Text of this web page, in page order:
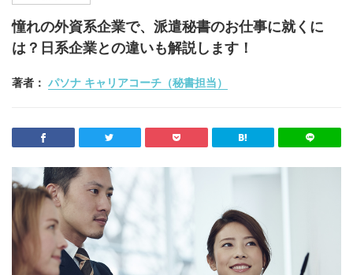
憧れの外資系企業で、派遣秘書のお仕事に就くに
は？日系企業との違いも解説します！
著者： パソナ キャリアコーチ（秘書担当）